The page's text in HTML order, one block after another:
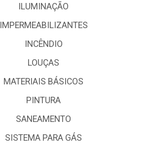
ILUMINAÇÃO
IMPERMEABILIZANTES
INCÊNDIO
LOUÇAS
MATERIAIS BÁSICOS
PINTURA
SANEAMENTO
SISTEMA PARA GÁS